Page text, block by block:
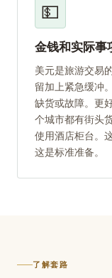
💵
金钱和实际事
美元是旅游交易
留加上紧急缓冲
缺货或故障。更
个城市都有街头
使用酒店柜台。
这是标准准备。
了解套路